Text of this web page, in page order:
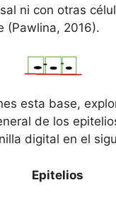
ni con otras
(Pawlina, 2016).
esta base,
de los
digital en el
Epitelios